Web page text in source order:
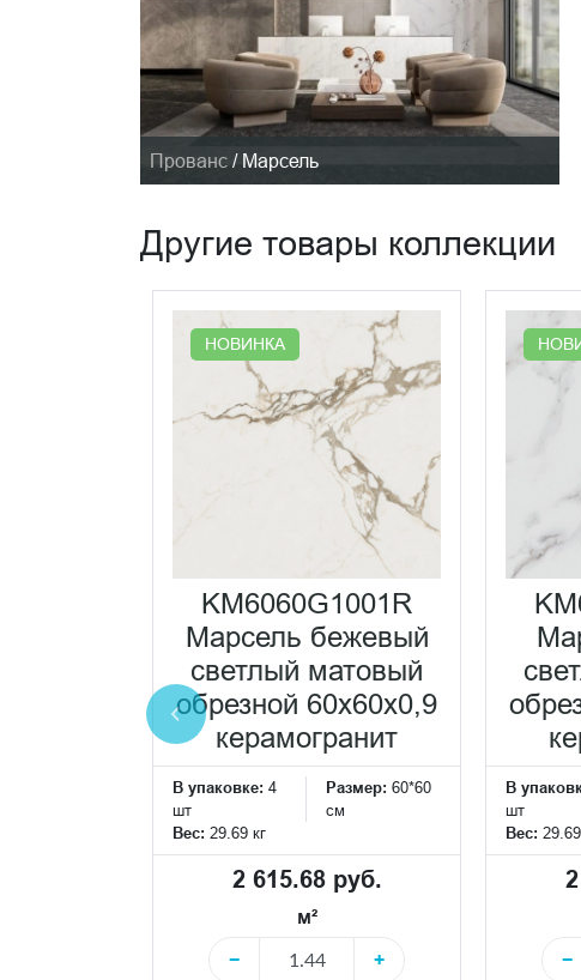
Прованс / Марсель
Другие товары коллекции
НОВИНКА
KM6060G1001R
Марсель бежевый
светлый матовый
обрезной 60x60x0,9
керамогранит
В упаковке: 4
шт
Размер: 60*60
см
Вес: 29.69 кг
2 615.68 руб.
м²
−
+
В
шт
Вес:
−